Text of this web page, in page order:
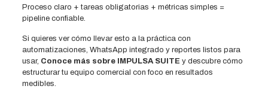
Proceso claro + tareas obligatorias + métricas simples =
pipeline confiable.
Si quieres ver cómo llevar esto a la práctica con
automatizaciones, WhatsApp integrado y reportes listos para
usar, Conoce más sobre IMPULSA SUITE y descubre cómo
estructurar tu equipo comercial con foco en resultados
medibles.